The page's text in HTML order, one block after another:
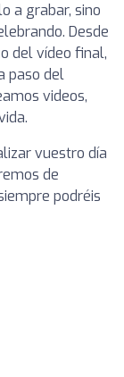
a grabar, sino
Desde
del vídeo final,
paso del
videos,
vuestro día
de
podréis